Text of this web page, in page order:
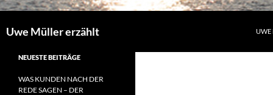
Uwe Müller erzählt UWE
NEUESTE BEITRÄGE
WAS KUNDEN NACH DER
REDE SAGEN – DER